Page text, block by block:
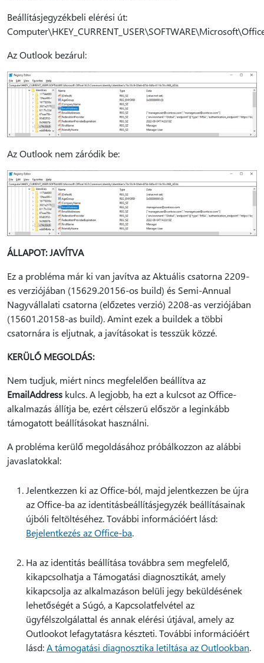
Beállításjegyzékbeli elérési út:
Az Outlook bezárul:
Az Outlook nem záródik be:
ÁLLAPOT: JAVÍTVA
Ez a probléma már ki van javítva az Aktuális csatorna 2209-
es verziójában (15629.20156-os build) és Semi-Annual
Nagyvállalati csatorna (előzetes verzió) 2208-as verziójában
(15601.20158-as build). Amint ezek a buildek a többi
csatornára is eljutnak, a javításokat is tesszük közzé.
KERÜLŐ MEGOLDÁS:
Nem tudjuk, miért nincs megfelelően beállítva az
EmailAddress kulcs. A legjobb, ha ezt a kulcsot az Office-
alkalmazás állítja be, ezért célszerű először a leginkább
támogatott beállításokat használni.
A probléma kerülő megoldásához próbálkozzon az alábbi
javaslatokkal:
Jelentkezzen ki az Office-ból, majd jelentkezzen be újra
az Office-ba az identitásbeállításjegyzék beállításainak
újbóli feltöltéséhez. További információért lásd:
Bejelentkezés az Office-ba.
Ha az identitás beállítása továbbra sem megfelelő,
kikapcsolhatja a Támogatási diagnosztikát, amely
kikapcsolja az alkalmazáson belüli jegy beküldésének
lehetőségét a Súgó, a Kapcsolatfelvétel az
ügyfélszolgálattal és annak elérési útjával, amely az
Outlookot lefagytatásra készteti. További információért
lásd:A támogatási diagnosztika letiltása az Outlookban.